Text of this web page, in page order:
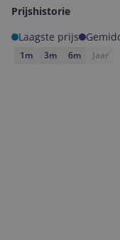
Prijshistorie
Laagste prijs
1m 3m 6m Jaar